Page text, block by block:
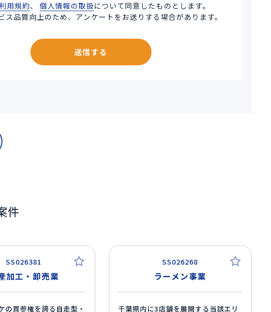
用規約、 個人情報の取扱について同意したものとします。
ス品質向上のため、アンケートをお送りする場合があります。
送信する
件
SS026381
加工・卸売業
の買参権を誇る自走型・
SS026268
ラーメン事業
千葉県内に3店舗を展開する当該エリ